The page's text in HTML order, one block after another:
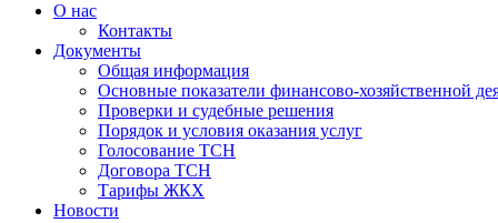
О нас
Контакты
Документы
Общая информация
Основные показатели финансово-хозяйственной
Проверки и судебные решения
Порядок и условия оказания услуг
Голосование ТСН
Договора ТСН
Тарифы ЖКХ
Новости